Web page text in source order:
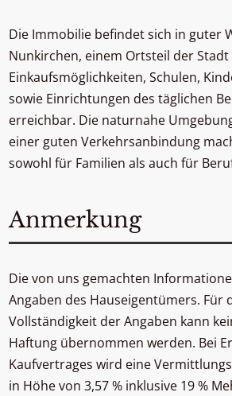
Die Immobilie befindet sich in guter
Nunkirchen, einem Ortsteil der Stadt
Einkaufsmöglichkeiten, Schulen,
sowie Einrichtungen des täglichen
erreichbar. Die naturnahe
einer guten Verkehrsanbindung
sowohl für Familien als auch für
Anmerkung
Die von uns gemachten
Angaben des Hauseigentümers. Für
Vollständigkeit der Angaben kann
Haftung übernommen werden. Bei
Kaufvertrages wird eine
in Höhe von 3,57 % inklusive 19 %